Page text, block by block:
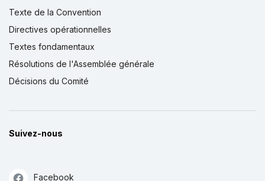
Texte de la Convention
Directives opérationnelles
Textes fondamentaux
Résolutions de l'Assemblée générale
Décisions du Comité
Suivez-nous
Facebook